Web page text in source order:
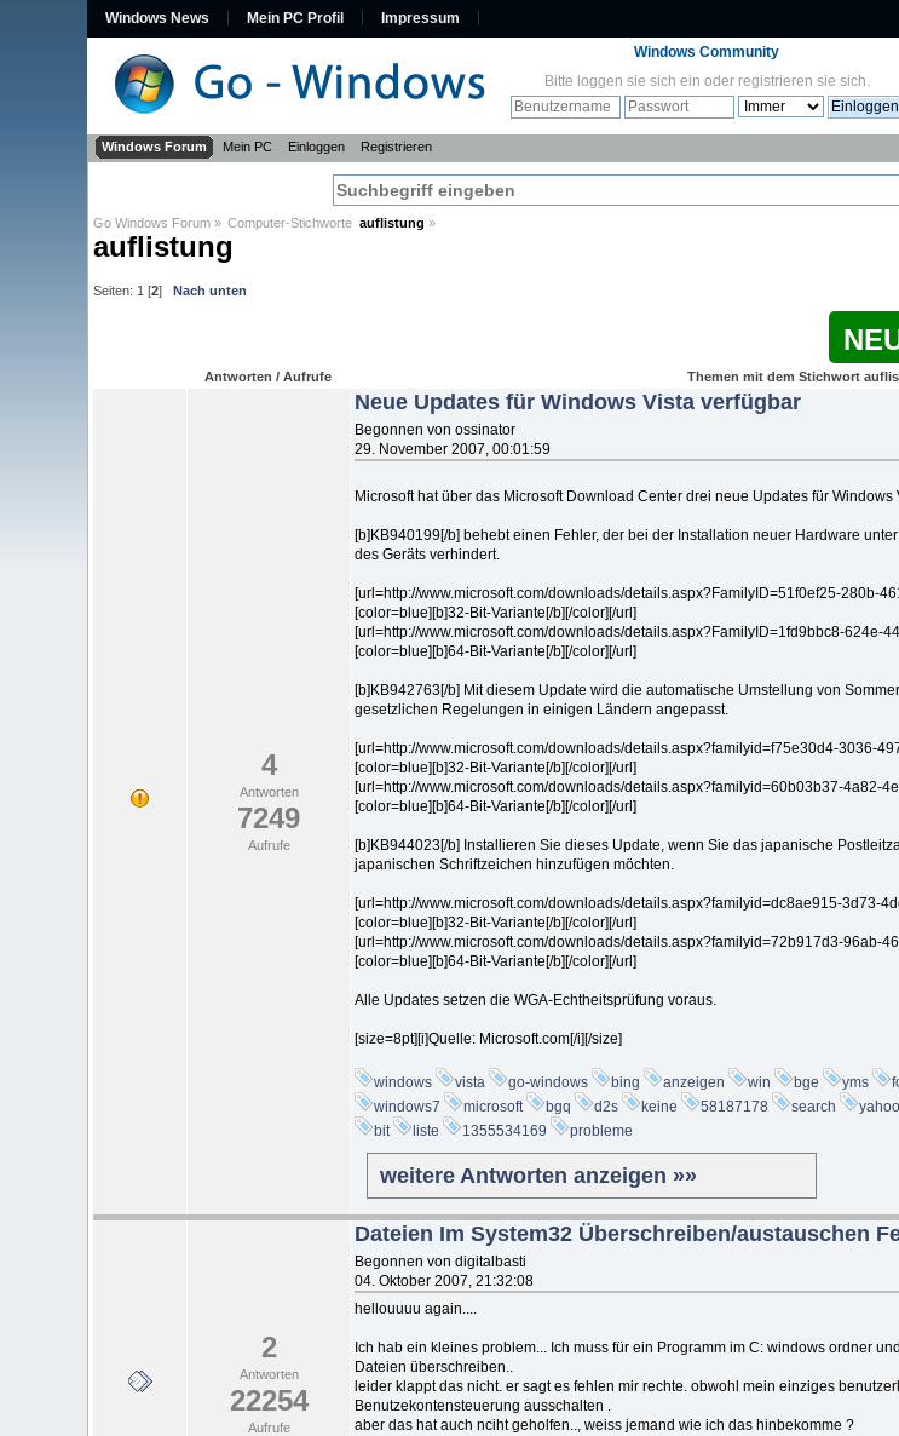
Windows News Mein PC Profil Impressum
Windows Community
Bitte loggen sie sich ein oder registrieren sie sich.
Windows Forum Mein PC Einloggen Registrieren
Go Windows Forum » Computer-Stichworte auflistung »
auflistung
Seiten: 1 [2] Nach unten
Antworten / Aufrufe Themen mit dem Stichwort
4
Antworten
7249
Aufrufe
Neue Updates für Windows Vista verfügbar
Begonnen von ossinator
29. November 2007, 00:01:59
Microsoft hat über das Microsoft Download Center drei neue Updates für Windows
[b]KB940199[/b] behebt einen Fehler, der bei der Installation neuer Hardware
des Geräts verhindert.
[url=http://www.microsoft.com/downloads/details.aspx?FamilyID=51f0ef25-280b-
[color=blue][b]32-Bit-Variante[/b][/color][/url]
[url=http://www.microsoft.com/downloads/details.aspx?FamilyID=1fd9bbc8-624e-
[color=blue][b]64-Bit-Variante[/b][/color][/url]
[b]KB942763[/b] Mit diesem Update wird die automatische Umstellung von
gesetzlichen Regelungen in einigen Ländern angepasst.
[url=http://www.microsoft.com/downloads/details.aspx?familyid=f75e30d4-3036-
[color=blue][b]32-Bit-Variante[/b][/color][/url]
[url=http://www.microsoft.com/downloads/details.aspx?familyid=60b03b37-4a82-
[color=blue][b]64-Bit-Variante[/b][/color][/url]
[b]KB944023[/b] Installieren Sie dieses Update, wenn Sie das japanische
japanischen Schriftzeichen hinzufügen möchten.
[url=http://www.microsoft.com/downloads/details.aspx?familyid=dc8ae915-3d73-
[color=blue][b]32-Bit-Variante[/b][/color][/url]
[url=http://www.microsoft.com/downloads/details.aspx?familyid=72b917d3-96ab-
[color=blue][b]64-Bit-Variante[/b][/color][/url]
Alle Updates setzen die WGA-Echtheitsprüfung voraus.
[size=8pt][i]Quelle: Microsoft.com[/i][/size]
windows vista go-windows bing anzeigen win bge yms
windows7
microsoft bgq d2s keine 58187178 search yahoo
bit
liste 1355534169 probleme
weitere Antworten anzeigen »»
2
Antworten
22254
Aufrufe
Dateien Im System32 Überschreiben/austauschen
Begonnen von digitalbasti
04. Oktober 2007, 21:32:08
hellouuuu again....
Ich hab ein kleines problem... Ich muss für ein Programm im C: windows ordner
Dateien überschreiben..
leider klappt das nicht. er sagt es fehlen mir rechte. obwohl mein einziges
Benutzekontensteuerung ausschalten .
aber das hat auch nciht geholfen.., weiss jemand wie ich das hinbekomme ?